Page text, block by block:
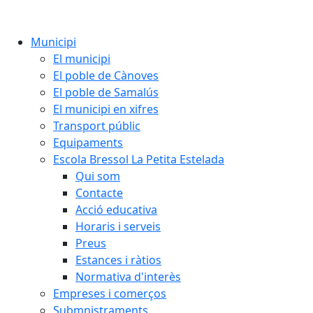
Municipi
El municipi
El poble de Cànoves
El poble de Samalús
El municipi en xifres
Transport públic
Equipaments
Escola Bressol La Petita Estelada
Qui som
Contacte
Acció educativa
Horaris i serveis
Preus
Estances i ràtios
Normativa d'interès
Empreses i comerços